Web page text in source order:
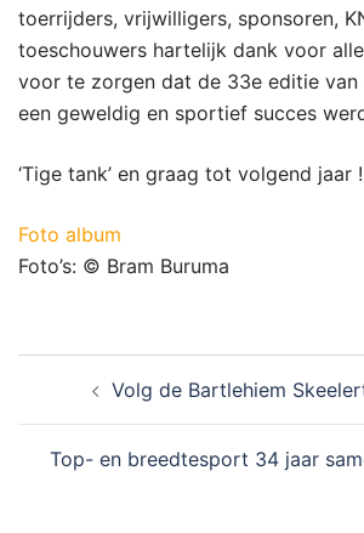
toerrijders, vrijwilligers, sponsoren,
toeschouwers hartelijk dank voor
voor te zorgen dat de 33e editie van
een geweldig en sportief succes
‘Tige tank’ en graag tot volgend jaar !
Foto album
Foto’s: © Bram Buruma
navigatieVolg de Bartlehiem
Top- en breedtesport 34 jaar